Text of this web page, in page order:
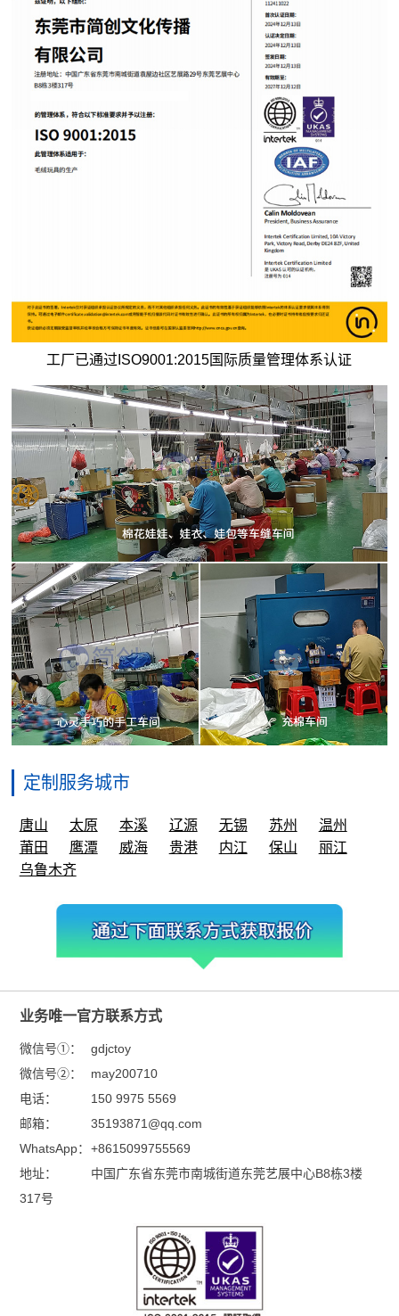
工厂已通过ISO9001:2015国际质量管理体系认证
定制服务城市
唐山 太原 本溪 辽源 无锡 苏州
温州
莆田
鹰潭 威海 贵港 内江 保山
丽江
乌鲁木齐
业务唯一官方联系方式
微信号①：
gdjctoy
微信号②：
may200710
电话：
150 9975 5569
邮箱：
35193871@qq.com
WhatsApp： +8615099755569
地址：
中国广东省东莞市南城街道东莞艺展中心B8栋3楼
317号